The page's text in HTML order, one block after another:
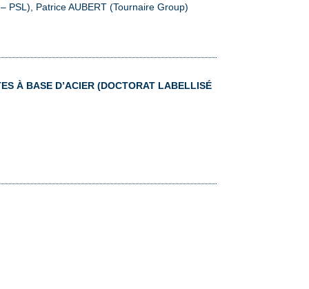
PSL), Patrice AUBERT (Tournaire Group)
À BASE D’ACIER(DOCTORAT LABELLISÉ